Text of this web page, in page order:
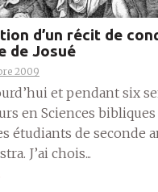
d’un récit de
de Josué
2009
et pendant six
en Sciences bibliques
étudiants de seconde
J’ai chois...